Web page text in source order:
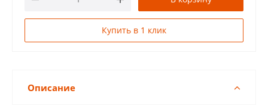
Купить в 1 клик
Описание